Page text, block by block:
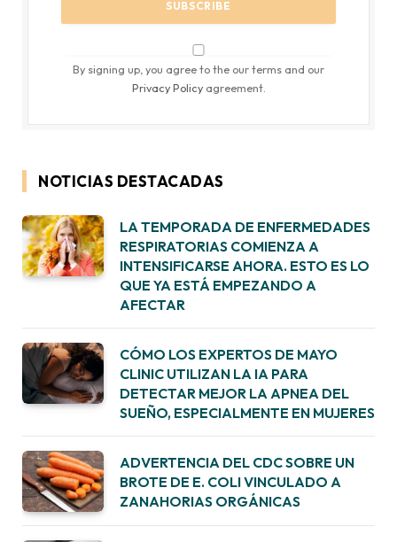
By signing up, you agree to the our terms and our
Privacy Policyagreement.
NOTICIAS DESTACADAS
LA TEMPORADA DE ENFERMEDADES
RESPIRATORIAS COMIENZA A
INTENSIFICARSE AHORA. ESTO ES LO
QUE YA ESTÁ EMPEZANDO A
AFECTAR
CÓMO LOS EXPERTOS DE MAYO
CLINIC UTILIZAN LA IA PARA
DETECTAR MEJOR LA APNEA DEL
SUEÑO, ESPECIALMENTE EN MUJERES
ADVERTENCIA DEL CDC SOBRE UN
BROTE DE E. COLI VINCULADO A
ZANAHORIAS ORGÁNICAS